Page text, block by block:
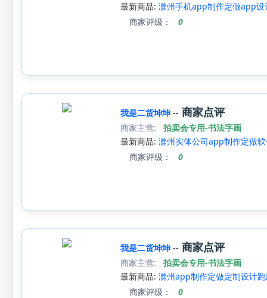
最新商品: 滁州手机app制作定做app
商家评级：
0
我是二货坤坤 -- 商家点评
商家主营:
拍卖会专用-书法字画
最新商品: 滁州实体公司app制作定做
商家评级：
0
我是二货坤坤 -- 商家点评
商家主营:
拍卖会专用-书法字画
最新商品: 滁州app制作定做定制设计
商家评级：
0